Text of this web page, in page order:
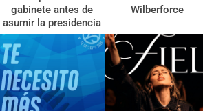
gabinete antes de
asumir la presidencia
Wilberforce